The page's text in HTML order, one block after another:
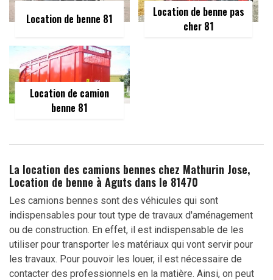
Location de benne 81
Location de benne pas
cher 81
Location de camion
benne 81
La location des camions bennes chez Mathurin Jose,
Location de benne à Aguts dans le 81470
Les camions bennes sont des véhicules qui sont
indispensables pour tout type de travaux d'aménagement
ou de construction. En effet, il est indispensable de les
utiliser pour transporter les matériaux qui vont servir pour
les travaux. Pour pouvoir les louer, il est nécessaire de
contacter des professionnels en la matière. Ainsi, on peut